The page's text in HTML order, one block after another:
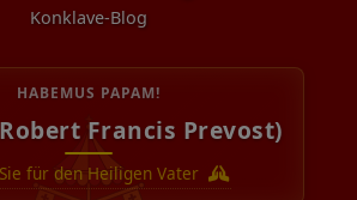
Konklave-Blog
HABEMUS PAPAM!
Francis Prevost)
für den Heiligen Vater